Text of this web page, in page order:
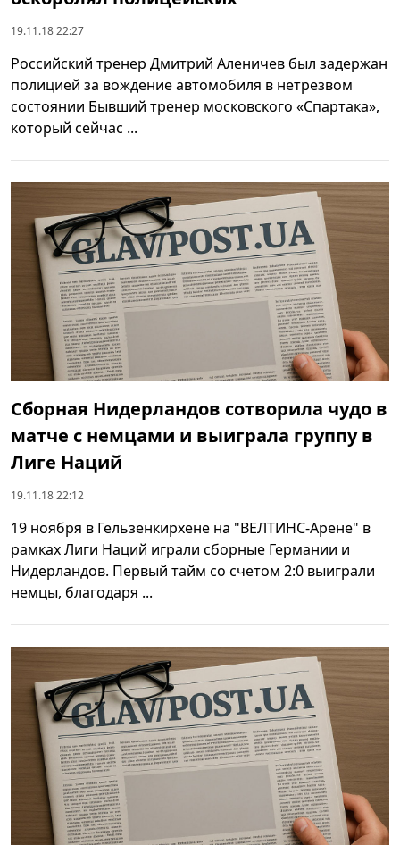
19.11.18 22:27
Российский тренер Дмитрий Аленичев был задержан
полицией за вождение автомобиля в нетрезвом
состоянии Бывший тренер московского «Спартака»,
который сейчас ...
Сборная Нидерландов сотворила чудо в
матче с немцами и выиграла группу в
Лиге Наций
19.11.18 22:12
19 ноября в Гельзенкирхене на "ВЕЛТИНС-Арене" в
рамках Лиги Наций играли сборные Германии и
Нидерландов. Первый тайм со счетом 2:0 выиграли
немцы, благодаря ...